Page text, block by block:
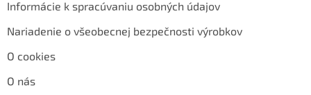
Informácie k spracúvaniu osobných údajov
Nariadenie o všeobecnej bezpečnosti výrobkov
O cookies
O nás